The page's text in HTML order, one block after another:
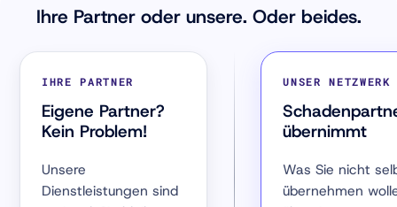
Ihre Partner oder unsere. Oder beides.
IHRE PARTNER
Eigene Partner?
Kein Problem!
Unsere
Dienstleistungen sind
UNSER NETZWERK
übernimmt
Was Sie nicht
übernehmen